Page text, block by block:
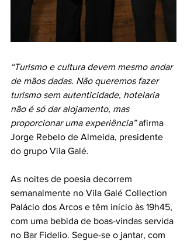
“Turismo e cultura devem mesmo andar
de mãos dadas. Não queremos fazer
turismo sem autenticidade, hotelaria
não é só dar alojamento, mas
proporcionar uma experiência” afirma
Jorge Rebelo de Almeida, presidente
do grupo Vila Galé.
As noites de poesia decorrem
semanalmente no Vila Galé Collection
Palácio dos Arcos e têm início às 19h45,
com uma bebida de boas-vindas servida
no Bar Fidelio. Segue-se o jantar, com